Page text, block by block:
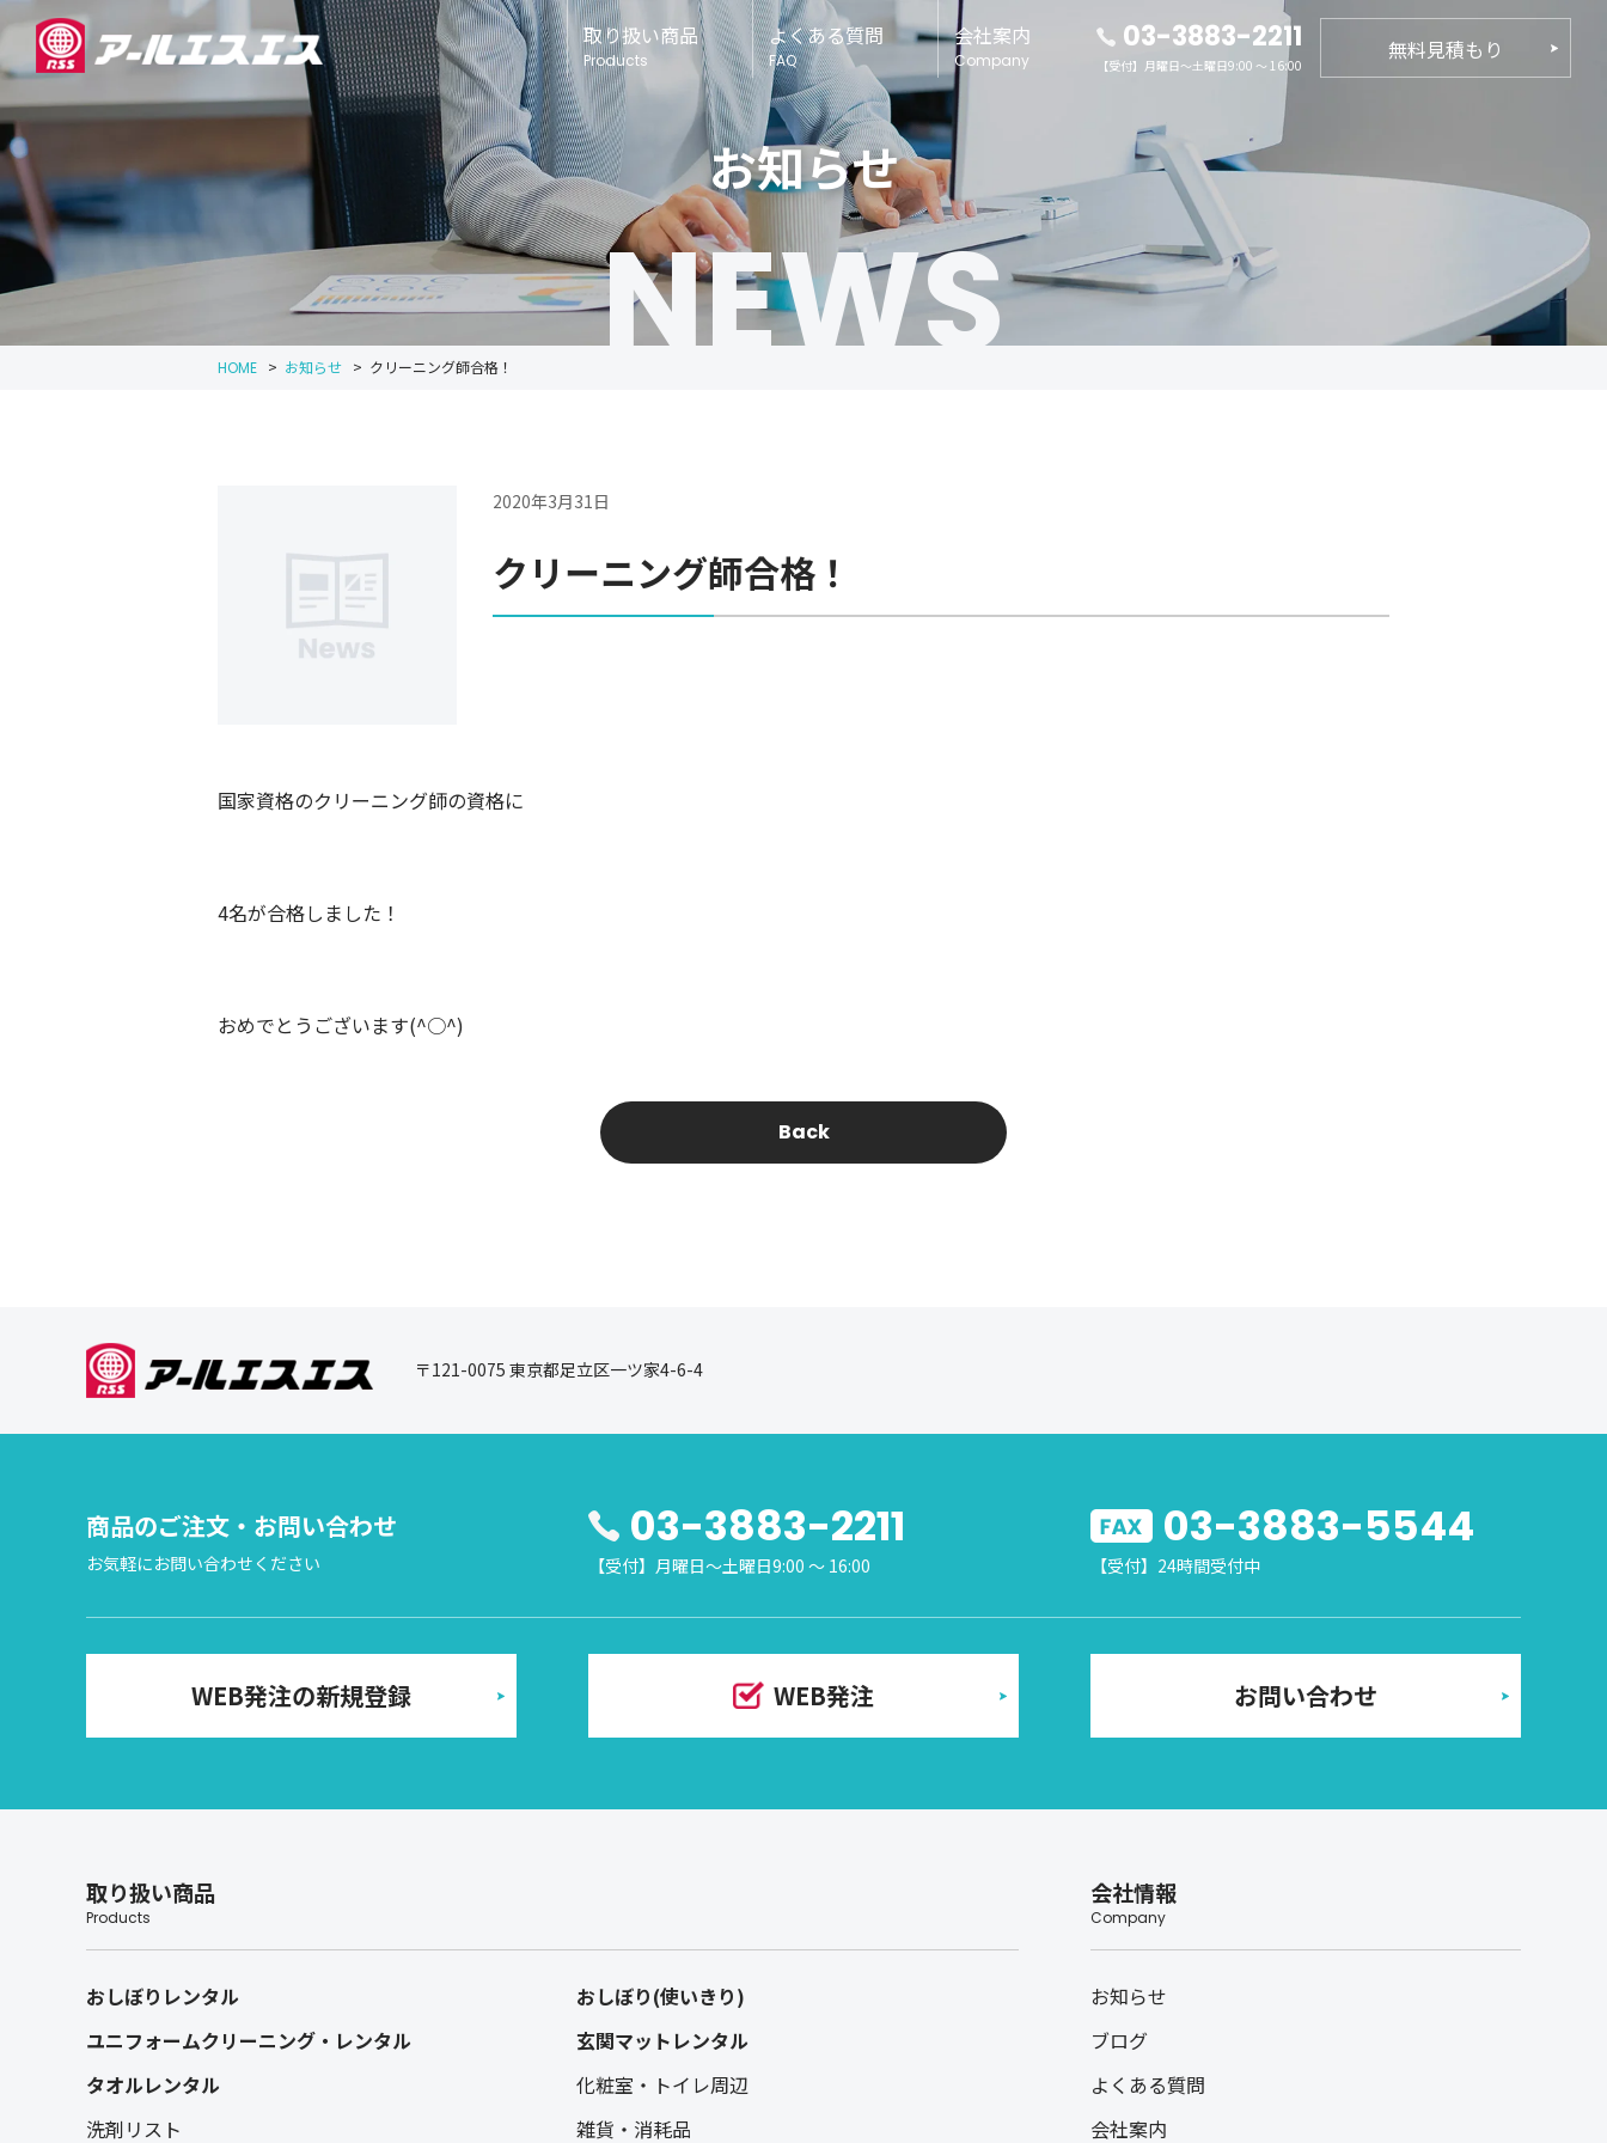
取り扱い商品
Products
よくある質問
FAQ
会社案内
Company
03-3883-2211
【受付】月曜日～土曜日9:00 ～ 16:00
無料見積もり
お知らせ
NEWS
HOME > お知らせ > クリーニング師合格！
2020年3月31日
クリーニング師合格！
国家資格のクリーニング師の資格に
4名が合格しました！
おめでとうございます(^○^)
Back
〒121-0075 東京都足立区一ツ家4-6-4
商品のご注文・お問い合わせ
お気軽にお問い合わせください
03-3883-2211
【受付】月曜日～土曜日9:00 ～ 16:00
03-3883-5544
【受付】24時間受付中
WEB発注の新規登録 WEB発注 お問い合わせ
取り扱い商品
Products
おしぼりレンタル
おしぼり(使いきり)
ユニフォームクリーニング・レンタル
玄関マットレンタル
タオルレンタル
化粧室・トイレ周辺
洗剤リスト
雑貨・消耗品
会社情報
Company
お知らせ
ブログ
よくある質問
会社案内